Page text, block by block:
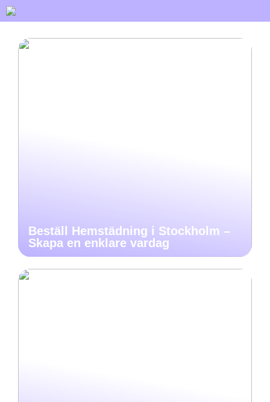
Beställ Hemstädning i Stockholm –
Skapa en enklare vardag